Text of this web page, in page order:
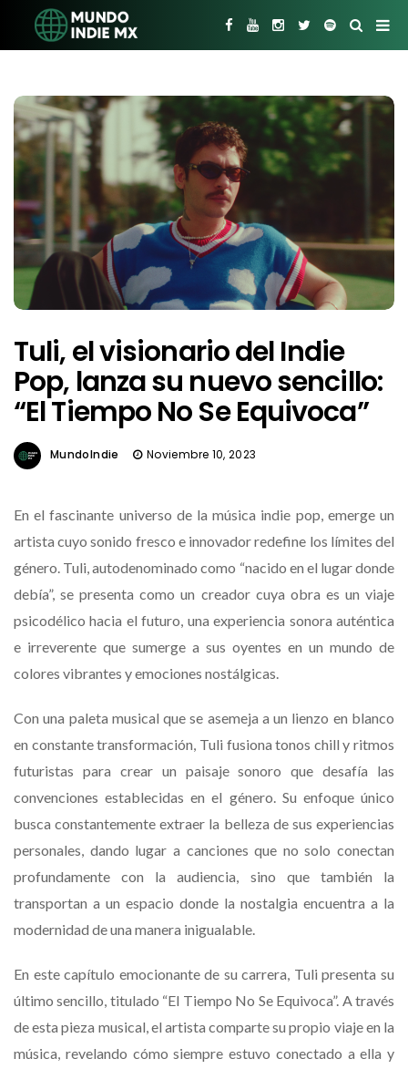
Tuli, el visionario del Indie
Pop, lanza su nuevo sencillo:
“El Tiempo No Se Equivoca”
MundoIndie Noviembre 10, 2023
En el fascinante universo de la música indie pop, emerge un
artista cuyo sonido fresco e innovador redefine los límites del
género. Tuli, autodenominado como “nacido en el lugar donde
debía”, se presenta como un creador cuya obra es un viaje
psicodélico hacia el futuro, una experiencia sonora auténtica
e irreverente que sumerge a sus oyentes en un mundo de
colores vibrantes y emociones nostálgicas.
Con una paleta musical que se asemeja a un lienzo en blanco
en constante transformación, Tuli fusiona tonos chill y ritmos
futuristas para crear un paisaje sonoro que desafía las
convenciones establecidas en el género. Su enfoque único
busca constantemente extraer la belleza de sus experiencias
personales, dando lugar a canciones que no solo conectan
profundamente con la audiencia, sino que también la
transportan a un espacio donde la nostalgia encuentra a la
modernidad de una manera inigualable.
En este capítulo emocionante de su carrera, Tuli presenta su
último sencillo, titulado “El Tiempo No Se Equivoca”. A través
de esta pieza musical, el artista comparte su propio viaje en la
música, revelando cómo siempre estuvo conectado a ella y